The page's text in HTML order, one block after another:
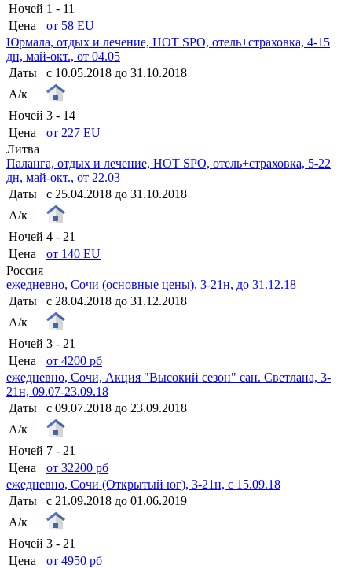
Ночей 1 - 11
Цена
от 58 EU
Юрмала, отдых и лечение, HOT SPO, отель+страховка, 4-15
дн, май-окт., от 04.05
Даты
с 10.05.2018 до 31.10.2018
А/к
Ночей 3 - 14
Цена
от 227 EU
Литва
Паланга, отдых и лечение, HOT SPO, отель+страховка, 5-22
дн, май-окт., от 22.03
Даты
с 25.04.2018 до 31.10.2018
А/к
Ночей 4 - 21
Цена
от 140 EU
Россия
ежедневно, Сочи (основные цены), 3-21н, до 31.12.18
Даты
с 28.04.2018 до 31.12.2018
А/к
Ночей 3 - 21
Цена
от 4200 рб
ежедневно, Сочи, Акция "Высокий сезон" сан. Светлана, 3-
21н, 09.07-23.09.18
Даты
с 09.07.2018 до 23.09.2018
А/к
Ночей 7 - 21
Цена
от 32200 рб
ежедневно, Сочи (Открытый юг), 3-21н, с 15.09.18
Даты
с 21.09.2018 до 01.06.2019
А/к
Ночей 3 - 21
Цена
от 4950 рб